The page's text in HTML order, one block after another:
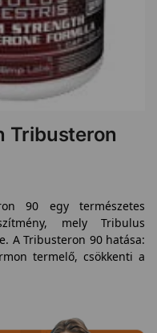
Tribusteron
90 egy természetes
mely Tribulus
A Tribusteron 90 hatása:
termelő, csökkenti a